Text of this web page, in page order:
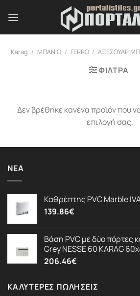
στο
Karag / ΜΠΑΝΙΟ / FERRO / ΑΞΕΣΟΥΑΡ
ΦΙΛΤΡΑ
Δεν βρέθηκε κανένα προϊόν που
επιλογή σας.
ΝΈΑ
Καθρέπτης PVC Marble
139.86€
Βάση PVC με δύο πόρτες
Grey NESSE 60 KARAG
206.46€
ΚΑΛΎΤΕΡΕΣ ΠΩΛΉΣΕΙΣ